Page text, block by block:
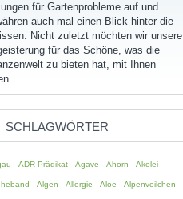
für Gartenprobleme auf und
auch mal einen Blick hinter die
Nicht zuletzt möchten wir unsere
für das Schöne, was die
zu bieten hat, mit Ihnen
SCHLAGWÖRTER
ADR-Prädikat Agave Ahorn Akelei
Algen Allergie Aloe Alpenveilchen